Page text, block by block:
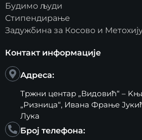
Будимо људи
Стипендирање
Задужбина за Косово и
Контакт информације
Адреса:
Тржни центар „Видовић“ –
„Ризница“, Ивана Фрање
Лука
Број телефона: